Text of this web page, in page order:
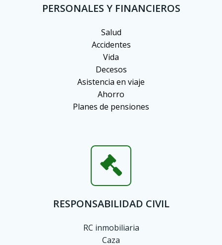
PERSONALES Y FINANCIEROS
Salud
Accidentes
Vida
Decesos
Asistencia en viaje
Ahorro
Planes de pensiones
RESPONSABILIDAD CIVIL
RC inmobiliaria
Caza